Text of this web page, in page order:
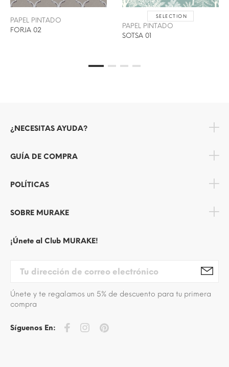
PAPEL PINTADO
FORJA 02
SELECTION
PAPEL PINTADO
SOTSA 01
¿NECESITAS AYUDA?
GUÍA DE COMPRA
POLÍTICAS
SOBRE MURAKE
¡Únete al Club MURAKE!
Únete y te regalamos un 5% de descuento para tu primera
compra
Síguenos En: